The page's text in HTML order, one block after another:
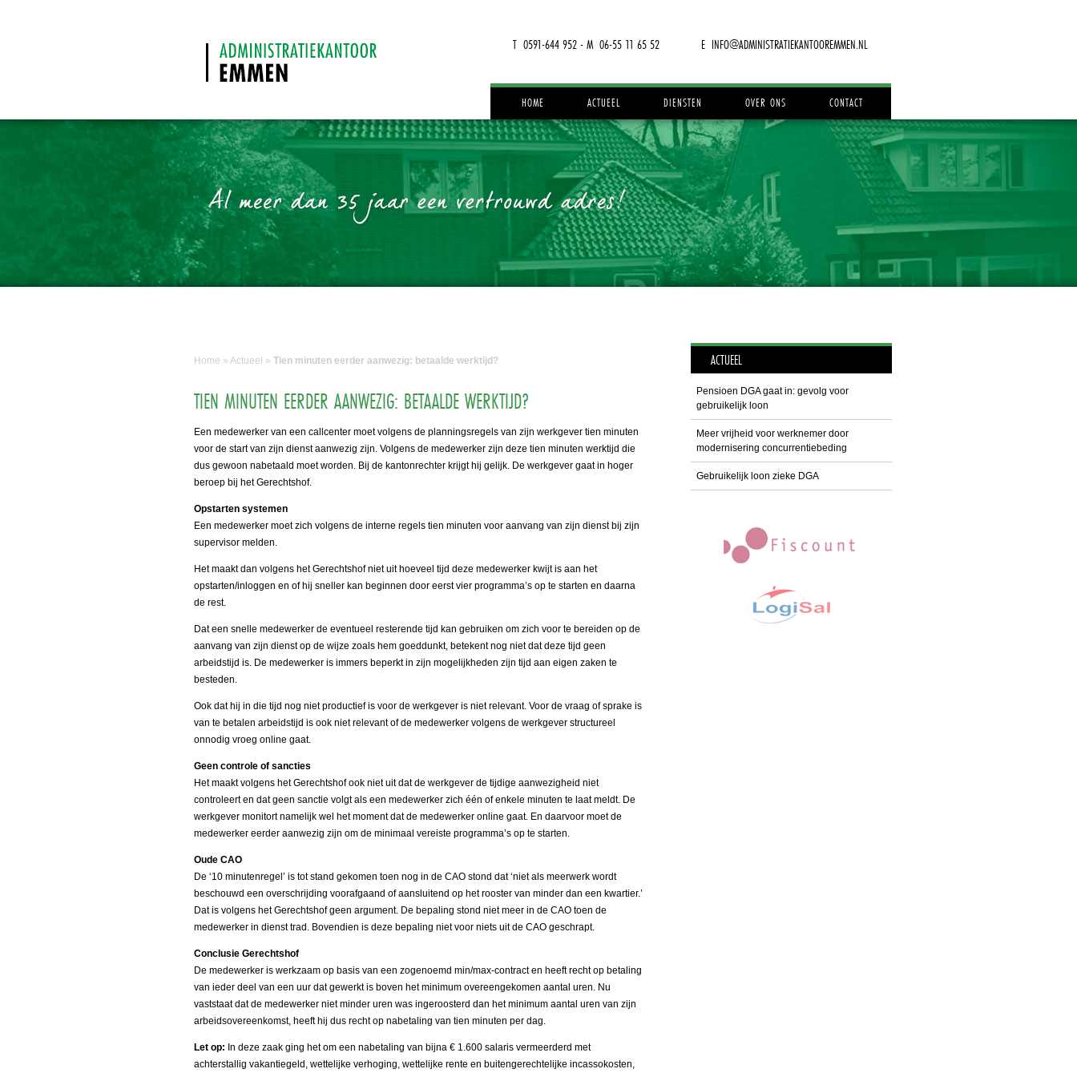
T 0591-644 952 - M 06-55 11 65 52 E INFO@ADMINISTRATIEKANTOOREMMEN.NL
HOME ACTUEEL DIENSTEN OVER ONS CONTACT
Home » Actueel » Tien minuten eerder aanwezig: betaalde werktijd?
TIEN MINUTEN EERDER AANWEZIG: BETAALDE WERKTIJD?
Een medewerker van een callcenter moet volgens de planningsregels van zijn werkgever tien minuten
voor de start van zijn dienst aanwezig zijn. Volgens de medewerker zijn deze tien minuten werktijd die
dus gewoon nabetaald moet worden. Bij de kantonrechter krijgt hij gelijk. De werkgever gaat in hoger
beroep bij het Gerechtshof.
Opstarten systemen
Een medewerker moet zich volgens de interne regels tien minuten voor aanvang van zijn dienst bij zijn
supervisor melden.
Het maakt dan volgens het Gerechtshof niet uit hoeveel tijd deze medewerker kwijt is aan het
opstarten/inloggen en of hij sneller kan beginnen door eerst vier programma’s op te starten en daarna
de rest.
Dat een snelle medewerker de eventueel resterende tijd kan gebruiken om zich voor te bereiden op de
aanvang van zijn dienst op de wijze zoals hem goeddunkt, betekent nog niet dat deze tijd geen
arbeidstijd is. De medewerker is immers beperkt in zijn mogelijkheden zijn tijd aan eigen zaken te
besteden.
Ook dat hij in die tijd nog niet productief is voor de werkgever is niet relevant. Voor de vraag of sprake is
van te betalen arbeidstijd is ook niet relevant of de medewerker volgens de werkgever structureel
onnodig vroeg online gaat.
Geen controle of sancties
Het maakt volgens het Gerechtshof ook niet uit dat de werkgever de tijdige aanwezigheid niet
controleert en dat geen sanctie volgt als een medewerker zich één of enkele minuten te laat meldt. De
werkgever monitort namelijk wel het moment dat de medewerker online gaat. En daarvoor moet de
medewerker eerder aanwezig zijn om de minimaal vereiste programma’s op te starten.
Oude CAO
De ‘10 minutenregel’ is tot stand gekomen toen nog in de CAO stond dat ‘niet als meerwerk wordt
beschouwd een overschrijding voorafgaand of aansluitend op het rooster van minder dan een kwartier.’
Dat is volgens het Gerechtshof geen argument. De bepaling stond niet meer in de CAO toen de
medewerker in dienst trad. Bovendien is deze bepaling niet voor niets uit de CAO geschrapt.
Conclusie Gerechtshof
De medewerker is werkzaam op basis van een zogenoemd min/max-contract en heeft recht op betaling
van ieder deel van een uur dat gewerkt is boven het minimum overeengekomen aantal uren. Nu
vaststaat dat de medewerker niet minder uren was ingeroosterd dan het minimum aantal uren van zijn
arbeidsovereenkomst, heeft hij dus recht op nabetaling van tien minuten per dag.
Let op: In deze zaak ging het om een nabetaling van bijna € 1.600 salaris vermeerderd met
achterstallig vakantiegeld, wettelijke verhoging, wettelijke rente en buitengerechtelijke incassokosten,
ACTUEEL
Pensioen DGA gaat in: gevolg voor
gebruikelijk loon
Meer vrijheid voor werknemer door
modernisering concurrentiebeding
Gebruikelijk loon zieke DGA